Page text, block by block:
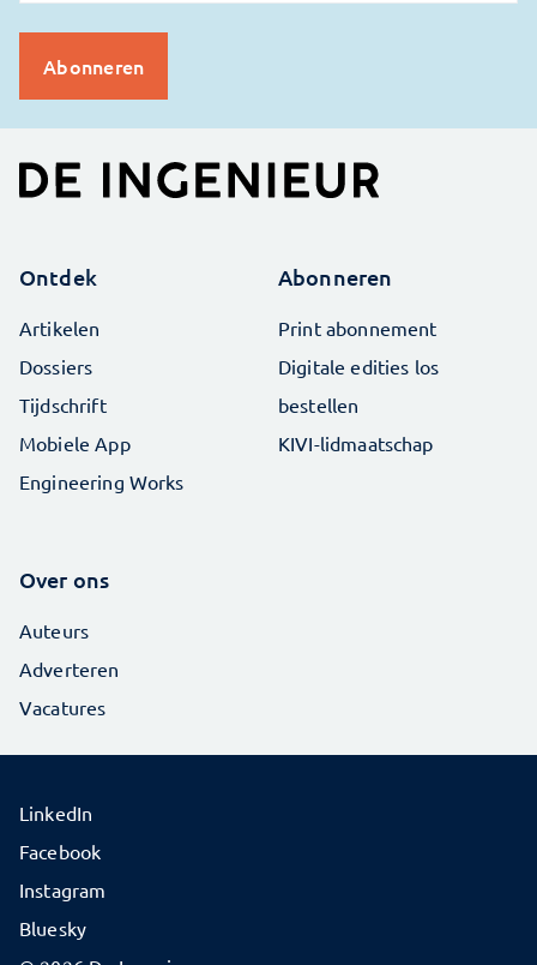
Ontdek
Artikelen
Dossiers
Tijdschrift
Mobiele App
Engineering Works
Abonneren
Print abonnement
Digitale edities los
bestellen
KIVI-lidmaatschap
Over ons
Auteurs
Adverteren
Vacatures
LinkedIn
Facebook
Instagram
Bluesky